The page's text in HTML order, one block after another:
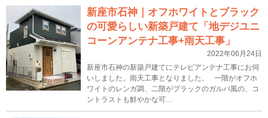
新座市石神｜オフホワイトとブラック
の可愛らしい新築戸建て「地デジユニ
コーンアンテナ工事+雨天工事」
2022年06月24日
新座市石神の新築戸建てにテレビアンテナ工事にお伺
いしました。雨天工事となりました。 一階がオフホ
ワイトのレンガ調、二階がブラックのガルバ風の、コ
ントラストも鮮やかな可…